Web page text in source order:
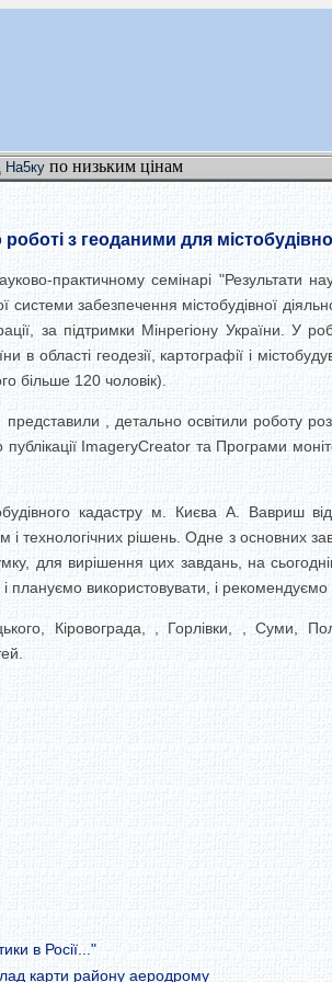
На5ку по низьким цінам
з геоданими для
практичному семінарі "Результати
забезпечення містобудівної
за підтримки Мінрегіону України. У
області геодезії, картографії і
більше 120 чоловік).
, детально освітили роботу
ImageryCreator та Програми
кадастру м. Києва А. Вавриш
технологічних рішень. Одне з основних
для вирішення цих завдань, на
використовувати, і рекомендуємо
Кіровограда, , Горлівки, , Суми,
в Росії..."
карти району аеродрому